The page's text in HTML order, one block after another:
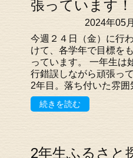
張っています！
2024年05
今週２４日（金）に行
けて、各学年で目標を
っています。 一年生は
行錯誤しながら頑張っ
2年目。落ち付いた雰
続きを読む
2年生ふるさと